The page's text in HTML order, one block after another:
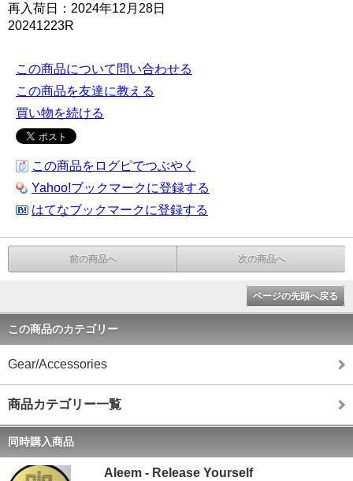
再入荷日：2024年12月28日
20241223R
この商品について問い合わせる
この商品を友達に教える
買い物を続ける
この商品をログピでつぶやく
Yahoo!ブックマークに登録する
はてなブックマークに登録する
前の商品へ 次の商品へ
ページの先頭へ戻る
この商品のカテゴリー
Gear/Accessories
商品カテゴリー一覧
同時購入商品
Aleem - Release Yourself